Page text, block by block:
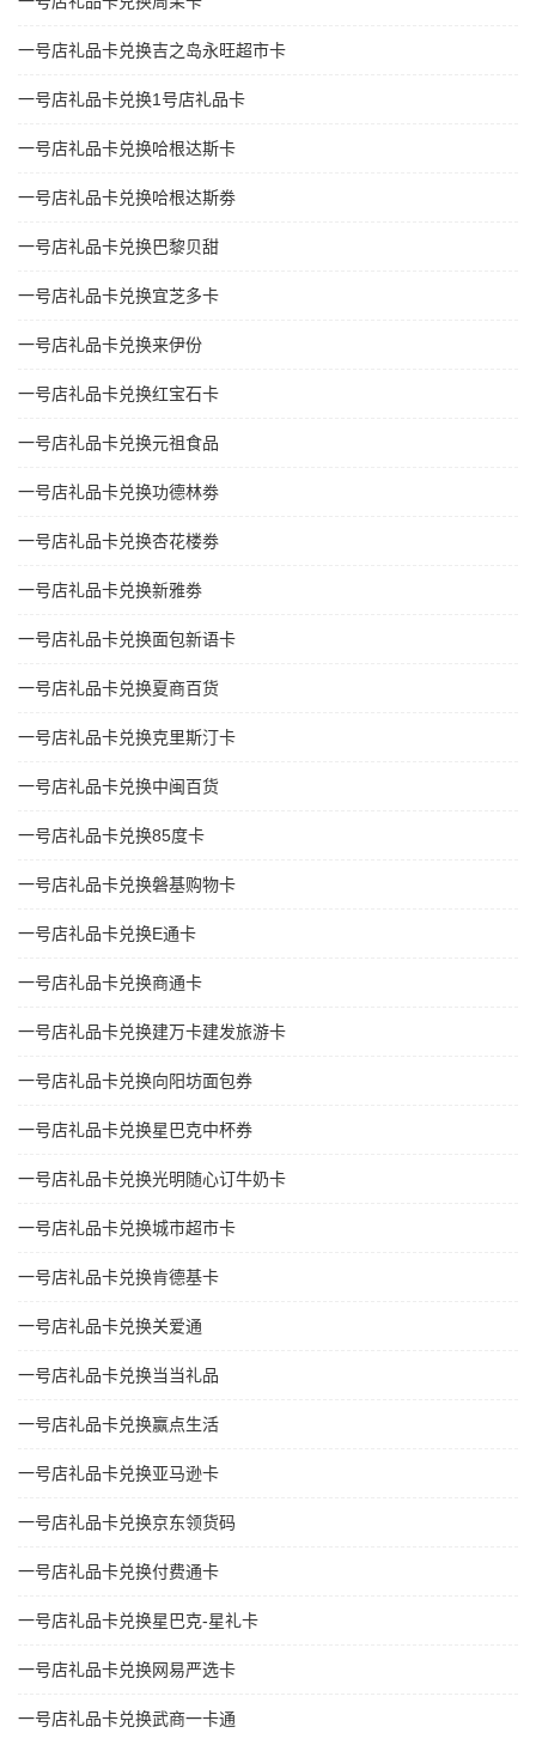
一号店礼品卡兑换吉之岛永旺超市卡
一号店礼品卡兑换1号店礼品卡
一号店礼品卡兑换哈根达斯卡
一号店礼品卡兑换哈根达斯劵
一号店礼品卡兑换巴黎贝甜
一号店礼品卡兑换宜芝多卡
一号店礼品卡兑换来伊份
一号店礼品卡兑换红宝石卡
一号店礼品卡兑换元祖食品
一号店礼品卡兑换功德林劵
一号店礼品卡兑换杏花楼劵
一号店礼品卡兑换新雅劵
一号店礼品卡兑换面包新语卡
一号店礼品卡兑换夏商百货
一号店礼品卡兑换克里斯汀卡
一号店礼品卡兑换中闽百货
一号店礼品卡兑换85度卡
一号店礼品卡兑换磐基购物卡
一号店礼品卡兑换E通卡
一号店礼品卡兑换商通卡
一号店礼品卡兑换建万卡建发旅游卡
一号店礼品卡兑换向阳坊面包券
一号店礼品卡兑换星巴克中杯券
一号店礼品卡兑换光明随心订牛奶卡
一号店礼品卡兑换城市超市卡
一号店礼品卡兑换肯德基卡
一号店礼品卡兑换关爱通
一号店礼品卡兑换当当礼品
一号店礼品卡兑换赢点生活
一号店礼品卡兑换亚马逊卡
一号店礼品卡兑换京东领货码
一号店礼品卡兑换付费通卡
一号店礼品卡兑换星巴克-星礼卡
一号店礼品卡兑换网易严选卡
一号店礼品卡兑换武商一卡通